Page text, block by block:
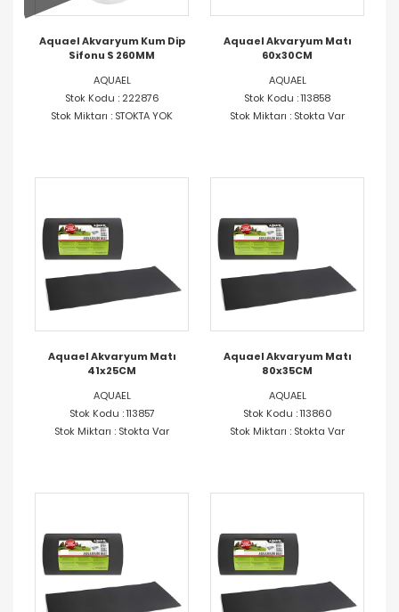
Aquael Akvaryum Kum Dip
Sifonu S 260MM
AQUAEL
Stok Kodu : 222876
Stok Miktarı : STOKTA YOK
Aquael Akvaryum Matı
60x30CM
AQUAEL
Stok Kodu : 113858
Stok Miktarı : Stokta Var
Aquael Akvaryum Matı
41x25CM
AQUAEL
Stok Kodu : 113857
Stok Miktarı : Stokta Var
Aquael Akvaryum Matı
80x35CM
AQUAEL
Stok Kodu : 113860
Stok Miktarı : Stokta Var